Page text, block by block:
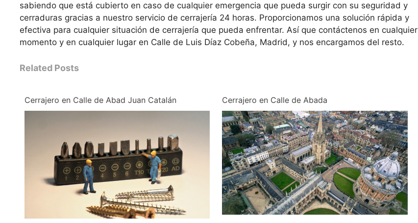
sabiendo que está cubierto en caso de cualquier emergencia que pueda surgir con su seguridad y
cerraduras gracias a nuestro servicio de cerrajería 24 horas. Proporcionamos una solución rápida y
efectiva para cualquier situación de cerrajería que pueda enfrentar. Así que contáctenos en cualquier
momento y en cualquier lugar en Calle de Luis Díaz Cobeña, Madrid, y nos encargamos del resto.
Related Posts
Cerrajero en Calle de Abad Juan Catalán Cerrajero en Calle de Abada